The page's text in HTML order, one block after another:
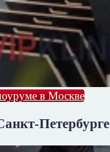
в Москве
Петербурге